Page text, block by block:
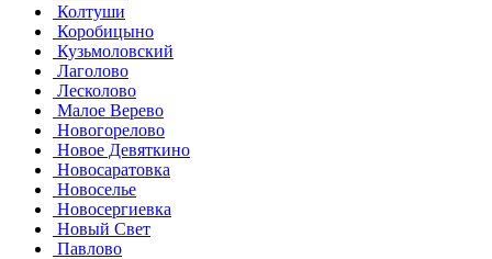
Колтуши
Коробицыно
Кузьмоловский
Лаголово
Лесколово
Малое Верево
Новогорелово
Новое Девяткино
Новосаратовка
Новоселье
Новосергиевка
Новый Свет
Павлово